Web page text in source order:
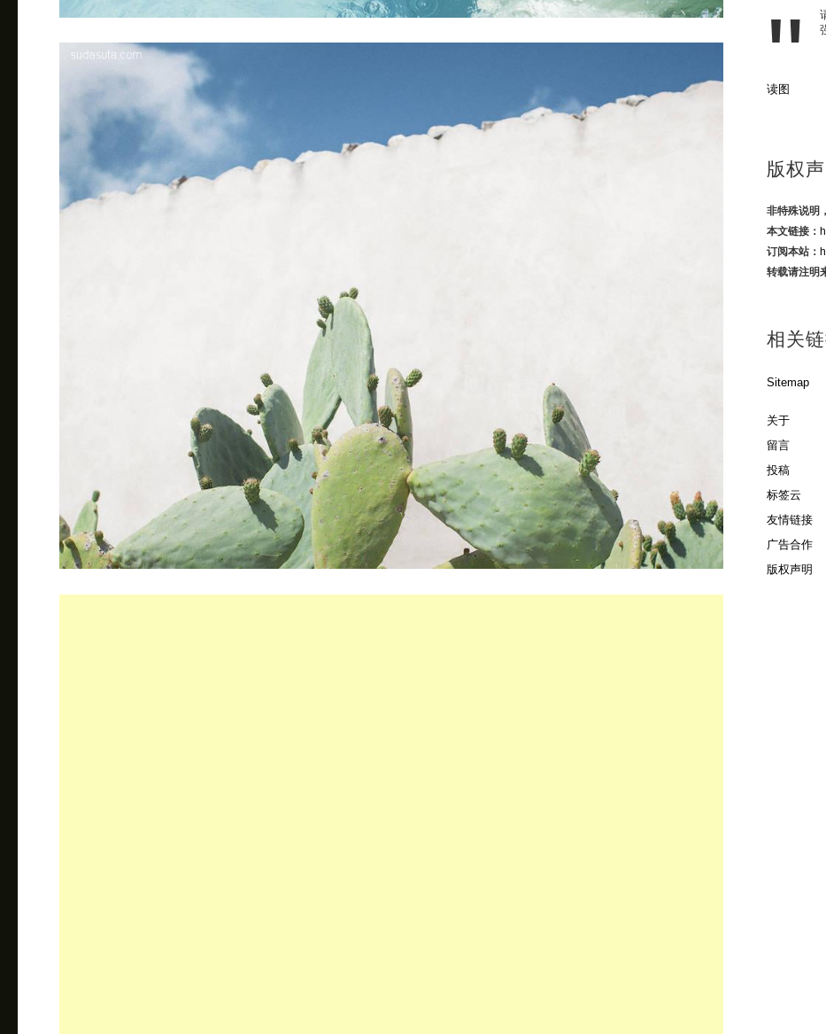
读图
版权
非特殊说明
本文链接：
订阅本站：
转载请注明
相关
Sitemap
关于
留言
投稿
标签云
友情链接
广告合作
版权声明